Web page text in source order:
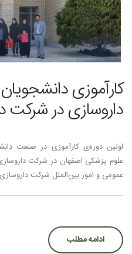
کارآموزی
داروسازی در شرکت
اولین دوره‌ی کارآموزی در صنعت
علوم پزشکی اصفهان در شرکت
عمومی و امور بین‌الملل شرکت
ادامه مطلب